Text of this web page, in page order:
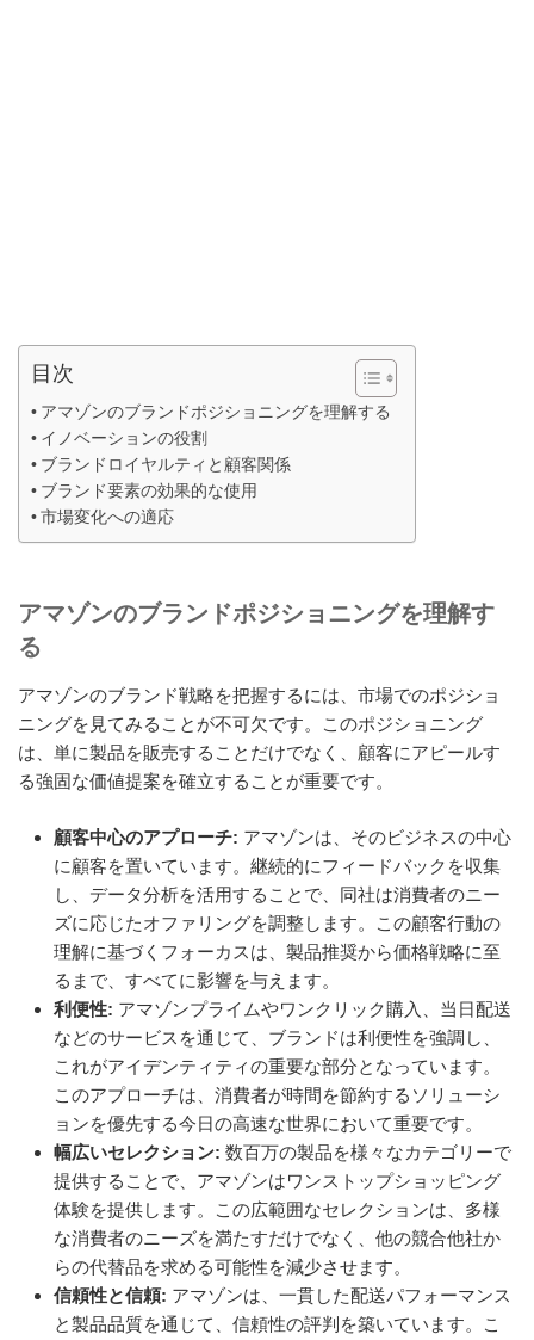
目次
アマゾンのブランドポジショニングを理解する
イノベーションの役割
ブランドロイヤルティと顧客関係
ブランド要素の効果的な使用
市場変化への適応
アマゾンのブランドポジショニングを理解す
る
アマゾンのブランド戦略を把握するには、市場でのポジショ
ニングを見てみることが不可欠です。このポジショニング
は、単に製品を販売することだけでなく、顧客にアピールす
る強固な価値提案を確立することが重要です。
顧客中心のアプローチ: アマゾンは、そのビジネスの中心
に顧客を置いています。継続的にフィードバックを収集
し、データ分析を活用することで、同社は消費者のニー
ズに応じたオファリングを調整します。この顧客行動の
理解に基づくフォーカスは、製品推奨から価格戦略に至
るまで、すべてに影響を与えます。
利便性: アマゾンプライムやワンクリック購入、当日配送
などのサービスを通じて、ブランドは利便性を強調し、
これがアイデンティティの重要な部分となっています。
このアプローチは、消費者が時間を節約するソリューシ
ョンを優先する今日の高速な世界において重要です。
幅広いセレクション: 数百万の製品を様々なカテゴリーで
提供することで、アマゾンはワンストップショッピング
体験を提供します。この広範囲なセレクションは、多様
な消費者のニーズを満たすだけでなく、他の競合他社か
らの代替品を求める可能性を減少させます。
信頼性と信頼: アマゾンは、一貫した配送パフォーマンス
と製品品質を通じて、信頼性の評判を築いています。こ